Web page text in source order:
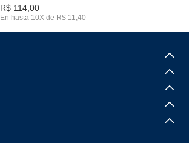
R$ 114,00
En hasta 10X de R$ 11,40